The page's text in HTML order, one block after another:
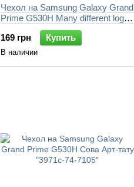
Чехол на Samsung Galaxy Grand
Prime G530H Many different logos
"4022c-74-7105"
169 грн
Купить
В наличии